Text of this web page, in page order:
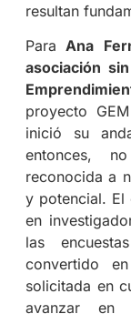
resultan
Para Ana
asociación
proyecto
inició su
entonces,
reconocida a
y potencial. El
en
las
convertido
solicitada en
avanzar en